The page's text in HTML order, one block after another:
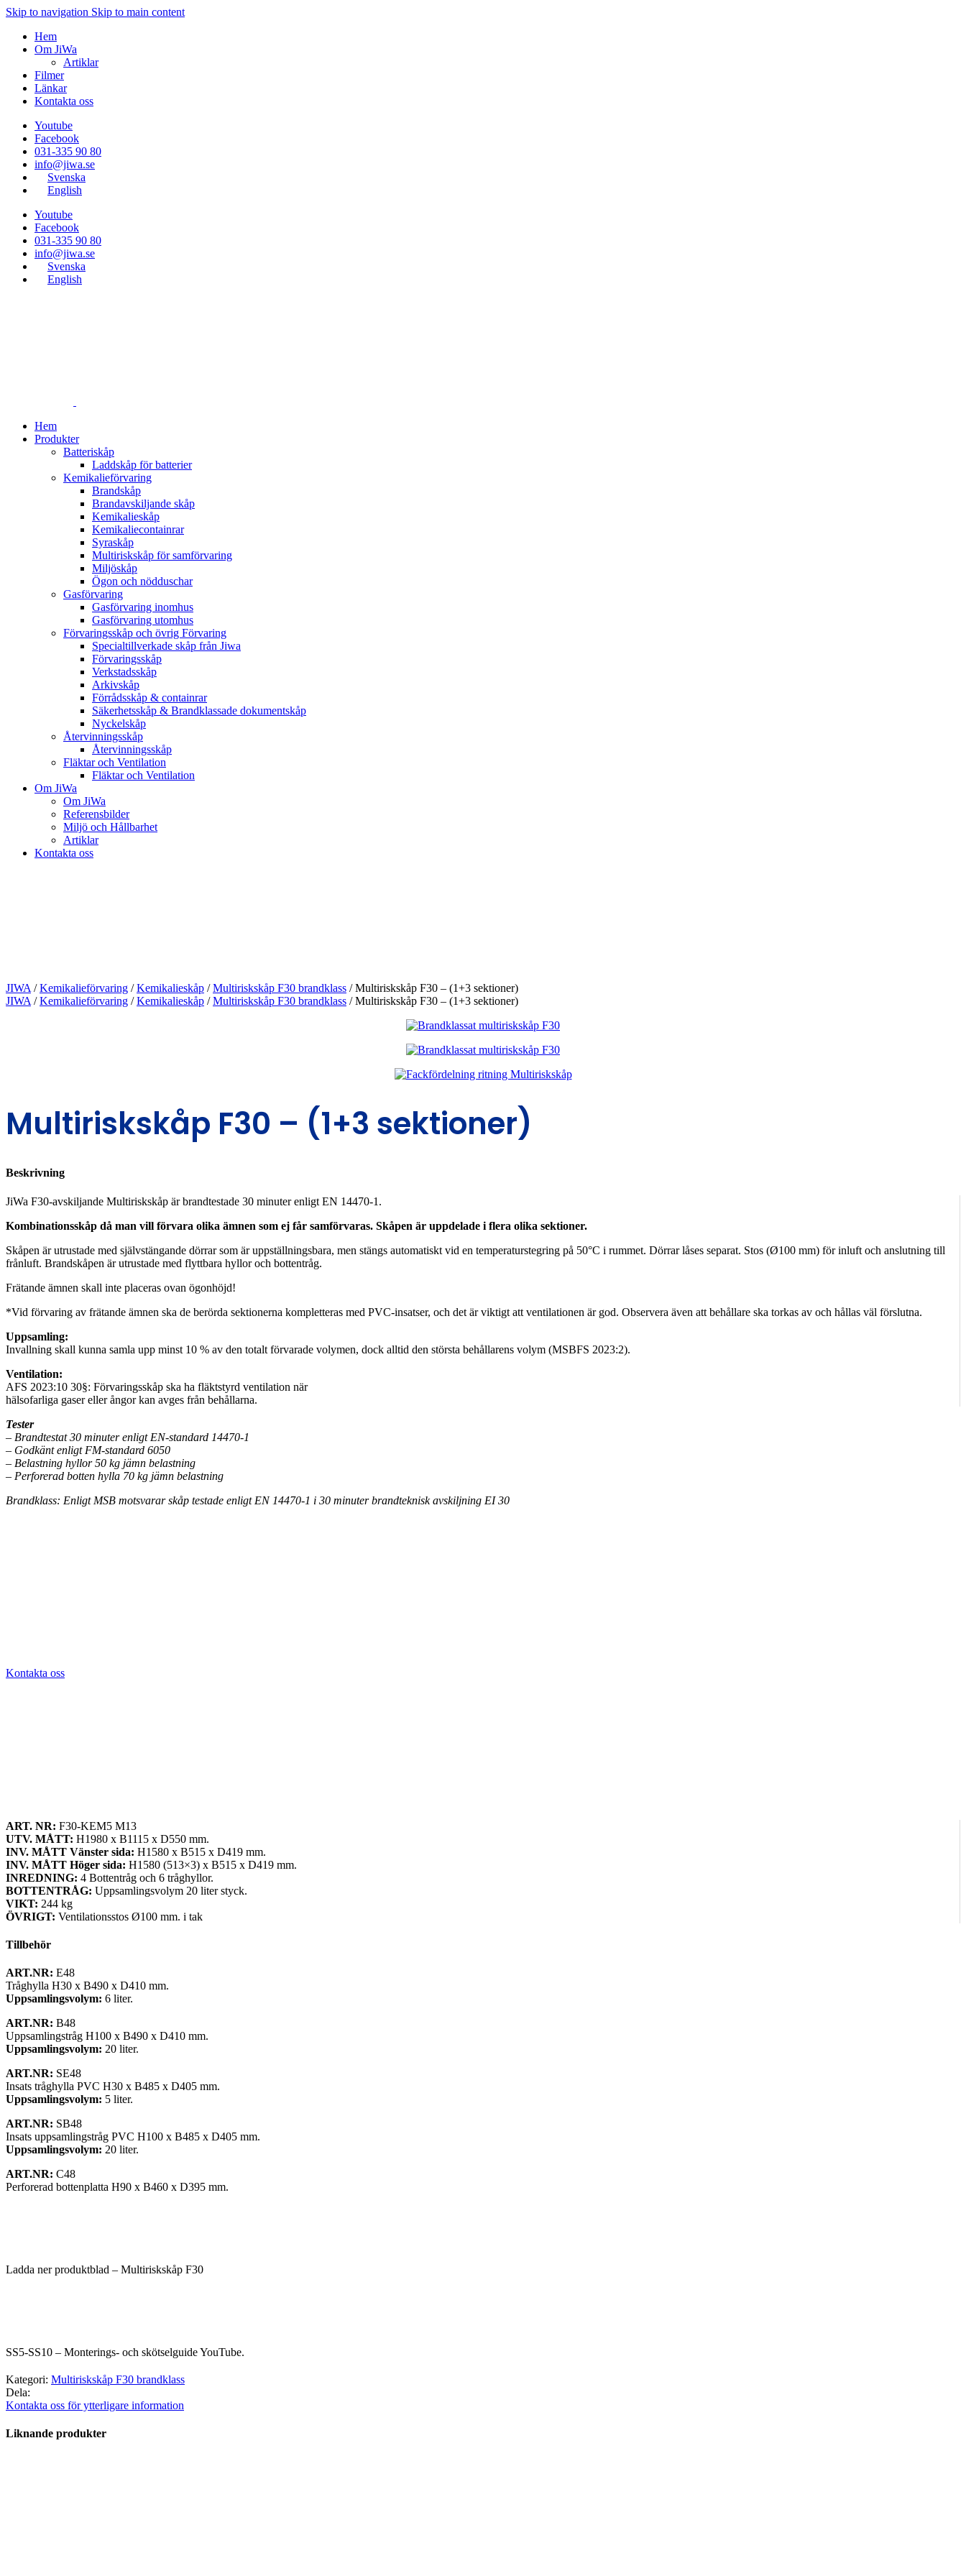
Skip to navigation Skip to main content
Hem
Om JiWa
Artiklar
Filmer
Länkar
Kontakta oss
Youtube
Facebook
031-335 90 80
info@jiwa.se
Svenska
English
Youtube
Facebook
031-335 90 80
info@jiwa.se
Svenska
English
Hem
Produkter
Batteriskåp
Laddskåp för batterier
Kemikalieförvaring
Brandskåp
Brandavskiljande skåp
Kemikalieskåp
Kemikaliecontainrar
Syraskåp
Multiriskskåp för samförvaring
Miljöskåp
Ögon och nödduschar
Gasförvaring
Gasförvaring inomhus
Gasförvaring utomhus
Förvaringsskåp och övrig Förvaring
Specialtillverkade skåp från Jiwa
Förvaringsskåp
Verkstadsskåp
Arkivskåp
Förrådsskåp & containrar
Säkerhetsskåp & Brandklassade dokumentskåp
Nyckelskåp
Återvinningsskåp
Återvinningsskåp
Fläktar och Ventilation
Fläktar och Ventilation
Om JiWa
Om JiWa
Referensbilder
Miljö och Hållbarhet
Artiklar
Kontakta oss
JIWA /Kemikalieförvaring /Kemikalieskåp /Multiriskskåp F30 brandklass /Multiriskskåp F30 – (1+3 sektioner)
JIWA /Kemikalieförvaring /Kemikalieskåp /Multiriskskåp F30 brandklass /Multiriskskåp F30 – (1+3 sektioner)
Multiriskskåp F30 – (1+3 sektioner)
Beskrivning
JiWa F30-avskiljande Multiriskskåp är brandtestade 30 minuter enligt EN 14470-1.
Kombinationsskåp då man vill förvara olika ämnen som ej får samförvaras. Skåpen är uppdelade i flera olika sektioner.
Skåpen är utrustade med självstängande dörrar som är uppställningsbara, men stängs automatiskt vid en temperaturstegring på 50°C i rummet. Dörrar låses separat. Stos (Ø100 mm) för inluft och anslutning till
frånluft. Brandskåpen är utrustade med flyttbara hyllor och bottentråg.
Frätande ämnen skall inte placeras ovan ögonhöjd!
*Vid förvaring av frätande ämnen ska de berörda sektionerna kompletteras med PVC-insatser, och det är viktigt att ventilationen är god. Observera även att behållare ska torkas av och hållas väl förslutna.
Uppsamling:
Invallning skall kunna samla upp minst 10 % av den totalt förvarade volymen, dock alltid den största behållarens volym (MSBFS 2023:2).
Ventilation:
AFS 2023:10 30§: Förvaringsskåp ska ha fläktstyrd ventilation när
hälsofarliga gaser eller ångor kan avges från behållarna.
Tester
– Brandtestat 30 minuter enligt EN-standard 14470-1
– Godkänt enligt FM-standard 6050
– Belastning hyllor 50 kg jämn belastning
– Perforerad botten hylla 70 kg jämn belastning
Brandklass: Enligt MSB motsvarar skåp testade enligt EN 14470-1 i 30 minuter brandteknisk avskiljning EI 30
Kontakta oss
ART. NR: F30-KEM5 M13
UTV. MÅTT: H1980 x B1115 x D550 mm.
INV. MÅTT Vänster sida: H1580 x B515 x D419 mm.
INV. MÅTT Höger sida: H1580 (513×3) x B515 x D419 mm.
INREDNING: 4 Bottentråg och 6 tråghyllor.
BOTTENTRÅG: Uppsamlingsvolym 20 liter styck.
VIKT: 244 kg
ÖVRIGT: Ventilationsstos Ø100 mm. i tak
Tillbehör
ART.NR: E48
Tråghylla H30 x B490 x D410 mm.
Uppsamlingsvolym: 6 liter.
ART.NR: B48
Uppsamlingstråg H100 x B490 x D410 mm.
Uppsamlingsvolym: 20 liter.
ART.NR: SE48
Insats tråghylla PVC H30 x B485 x D405 mm.
Uppsamlingsvolym: 5 liter.
ART.NR: SB48
Insats uppsamlingstråg PVC H100 x B485 x D405 mm.
Uppsamlingsvolym: 20 liter.
ART.NR: C48
Perforerad bottenplatta H90 x B460 x D395 mm.
Ladda ner produktblad – Multiriskskåp F30
SS5-SS10 – Monterings- och skötselguide YouTube.
Kategori: Multiriskskåp F30 brandklass
Dela:
Kontakta oss för ytterligare information
Liknande produkter